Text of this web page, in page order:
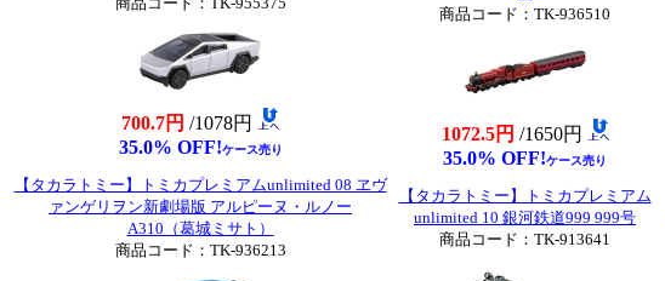
700.7円 /1078円
35.0% OFF!ケース売り
商品コード：TK-936510
1072.5円 /1650円
35.0% OFF!ケース売り
【タカラトミー】トミカプレミアムunlimited 08 ヱヴ
ァンゲリヲン新劇場版 アルピーヌ・ルノー
A310（葛城ミサト）
商品コード：TK-936213
【タカラトミー】トミカプレミアム
unlimited 10 銀河鉄道999 999号
商品コード：TK-913641